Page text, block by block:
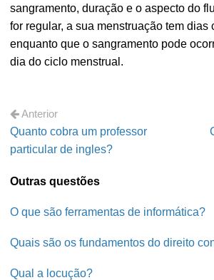
sangramento, duração e o aspecto do
for regular, a sua menstruação tem dias
enquanto que o sangramento pode
dia do ciclo menstrual.
Anterior
Quanto cobra um professor
particular de ingles?
Outras questões
O que são ferramentas de informática?
Quais são os fundamentos do direito
Qual a locução?